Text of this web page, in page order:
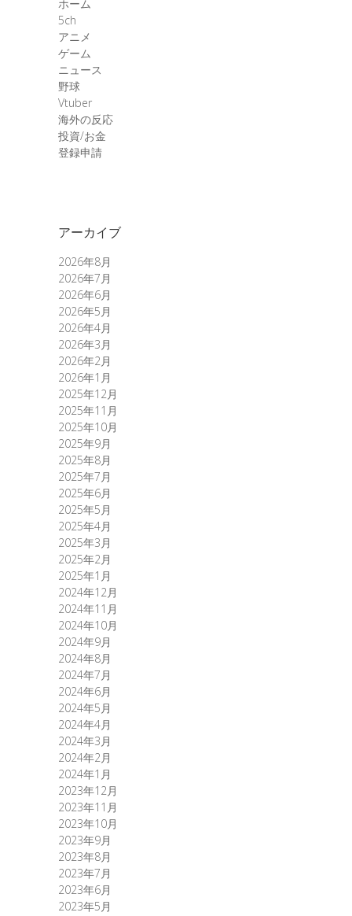
ホーム
5ch
アニメ
ゲーム
ニュース
野球
Vtuber
海外の反応
投資/お金
登録申請
アーカイブ
2026年8月
2026年7月
2026年6月
2026年5月
2026年4月
2026年3月
2026年2月
2026年1月
2025年12月
2025年11月
2025年10月
2025年9月
2025年8月
2025年7月
2025年6月
2025年5月
2025年4月
2025年3月
2025年2月
2025年1月
2024年12月
2024年11月
2024年10月
2024年9月
2024年8月
2024年7月
2024年6月
2024年5月
2024年4月
2024年3月
2024年2月
2024年1月
2023年12月
2023年11月
2023年10月
2023年9月
2023年8月
2023年7月
2023年6月
2023年5月